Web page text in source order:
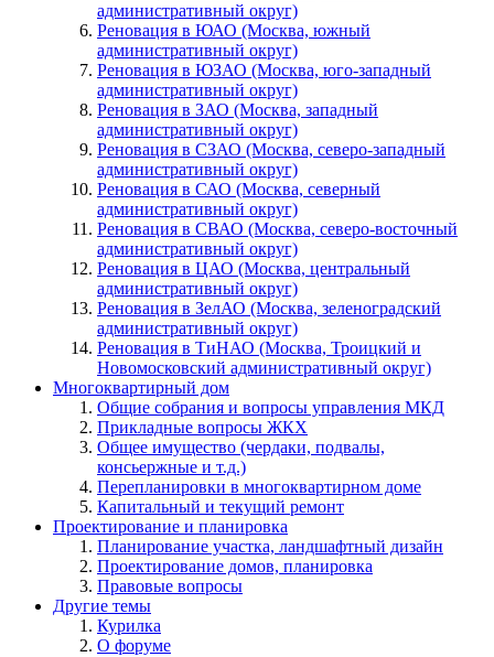
административный округ)
Реновация в ЮАО (Москва, южный
административный округ)
Реновация в ЮЗАО (Москва, юго-западный
административный округ)
Реновация в ЗАО (Москва, западный
административный округ)
Реновация в СЗАО (Москва, северо-западный
административный округ)
Реновация в САО (Москва, северный
административный округ)
Реновация в СВАО (Москва, северо-восточный
административный округ)
Реновация в ЦАО (Москва, центральный
административный округ)
Реновация в ЗелАО (Москва, зеленоградский
административный округ)
Реновация в ТиНАО (Москва, Троицкий и
Новомосковский административный округ)
Многоквартирный дом
Общие собрания и вопросы управления МКД
Прикладные вопросы ЖКХ
Общее имущество (чердаки, подвалы,
консьержные и т.д.)
Перепланировки в многоквартирном доме
Капитальный и текущий ремонт
Проектирование и планировка
Планирование участка, ландшафтный дизайн
Проектирование домов, планировка
Правовые вопросы
Другие темы
Курилка
О форуме